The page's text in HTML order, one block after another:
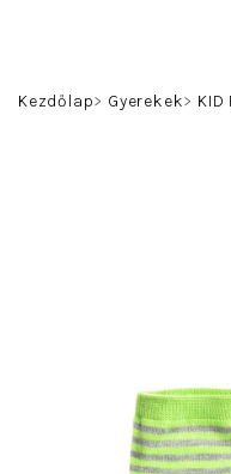
Kezdőlap Gyerekek